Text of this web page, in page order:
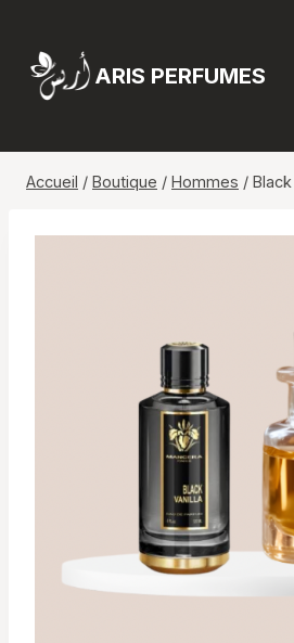
contenu
ARIS PERFUMES
Accueil / Boutique / Hommes /